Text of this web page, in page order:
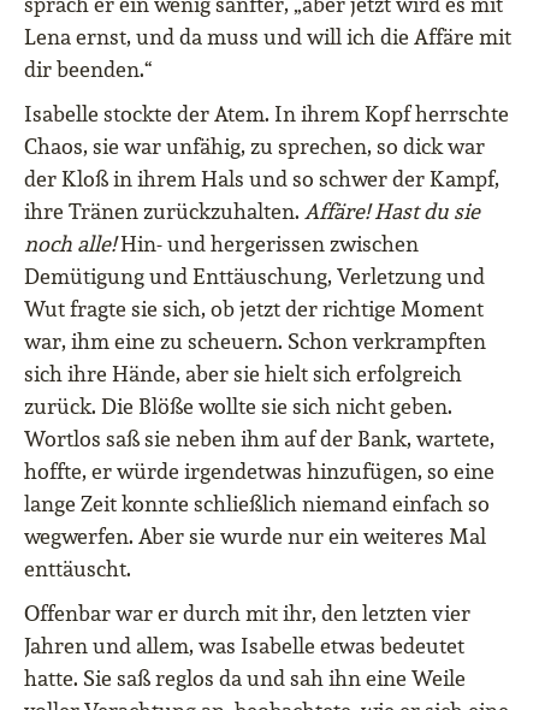
Lena ernst, und da muss und will ich die Affäre mit
dir beenden.“
Isabelle stockte der Atem. In ihrem Kopf herrschte
Chaos, sie war unfähig, zu sprechen, so dick war
der Kloß in ihrem Hals und so schwer der Kampf,
ihre Tränen zurückzuhalten. Affäre! Hast du sie
noch alle!Hin- und hergerissen zwischen
Demütigung und Enttäuschung, Verletzung und
Wut fragte sie sich, ob jetzt der richtige Moment
war, ihm eine zu scheuern. Schon verkrampften
sich ihre Hände, aber sie hielt sich erfolgreich
zurück. Die Blöße wollte sie sich nicht geben.
Wortlos saß sie neben ihm auf der Bank, wartete,
hoffte, er würde irgendetwas hinzufügen, so eine
lange Zeit konnte schließlich niemand einfach so
wegwerfen. Aber sie wurde nur ein weiteres Mal
enttäuscht.
Offenbar war er durch mit ihr, den letzten vier
Jahren und allem, was Isabelle etwas bedeutet
hatte. Sie saß reglos da und sah ihn eine Weile